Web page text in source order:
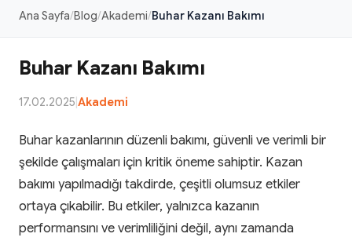
Ana Sayfa Blog Akademi Buhar Kazanı Bakımı
Buhar Kazanı Bakımı
17.02.2025 Akademi
Buhar kazanlarının düzenli bakımı, güvenli ve verimli bir
şekilde çalışmaları için kritik öneme sahiptir. Kazan
bakımı yapılmadığı takdirde, çeşitli olumsuz etkiler
ortaya çıkabilir. Bu etkiler, yalnızca kazanın
performansını ve verimliliğini değil, aynı zamanda